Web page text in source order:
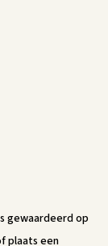
gewaardeerd op
plaats een